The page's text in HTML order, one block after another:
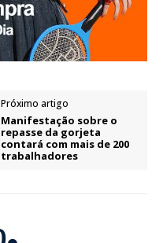
Próximo artigo
Manifestação sobre o
repasse da gorjeta
contará com mais de 200
trabalhadores